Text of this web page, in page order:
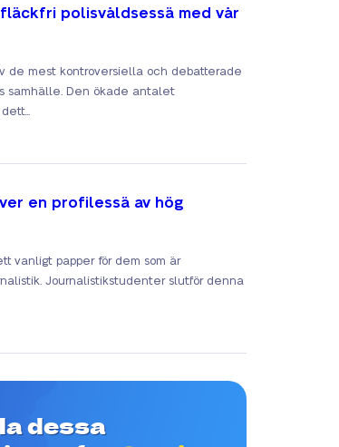
fläckfri polisvåldsessä med vår
de mest kontroversiella och debatterade
samhälle. Den ökade antalet
en profilessä av hög
vanligt papper för dem som är
Journalistikstudenter slutför denna
dessa